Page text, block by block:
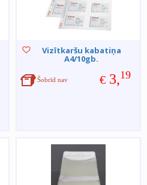
Vizītkaršu kabatiņa
A4/10gb.
€ 3,19
Šobrīd nav